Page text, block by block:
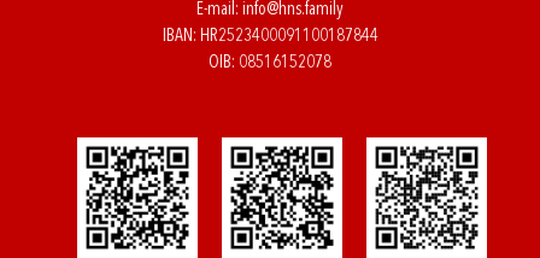
E-mail: info@hns.family
IBAN: HR2523400091100187844
OIB: 08516152078